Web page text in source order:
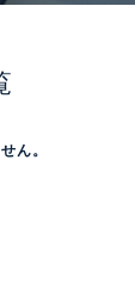
ん。